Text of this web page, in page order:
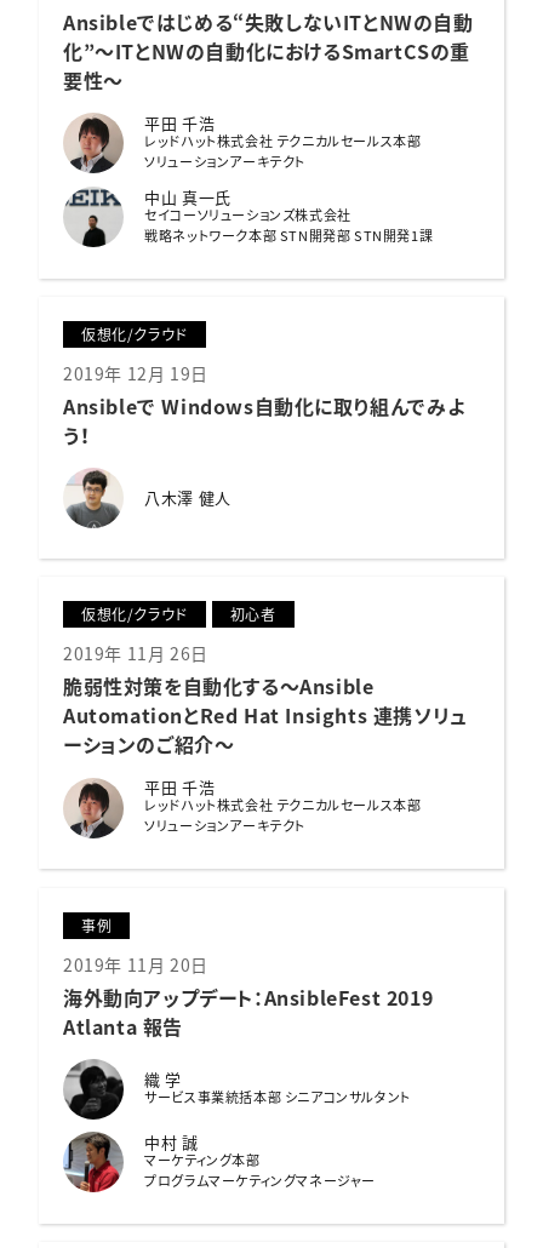
Ansibleではじめる“失敗しないITとNWの自動
化”～ITとNWの自動化におけるSmartCSの重
要性～
平田 千浩
レッドハット株式会社 テクニカルセールス本部
ソリューションアーキテクト
中山 真一氏
セイコーソリューションズ株式会社
戦略ネットワーク本部 STN開発部 STN開発1課
仮想化/クラウド
2019年 12月 19日
Ansibleで Windows自動化に取り組んでみよ
う！
八木澤 健人
仮想化/クラウド 初心者
2019年 11月 26日
脆弱性対策を自動化する〜Ansible
AutomationとRed Hat Insights 連携ソリュ
ーションのご紹介〜
平田 千浩
レッドハット株式会社 テクニカルセールス本部
ソリューションアーキテクト
事例
2019年 11月 20日
海外動向アップデート：AnsibleFest 2019
Atlanta 報告
織 学
サービス事業統括本部 シニアコンサルタント
中村 誠
マーケティング本部
プログラムマーケティングマネージャー